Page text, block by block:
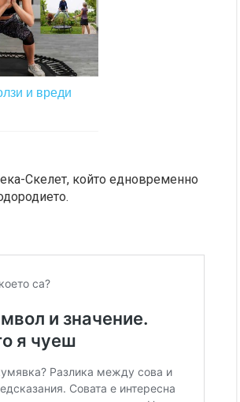
и вреди
Скелет, който едновременно